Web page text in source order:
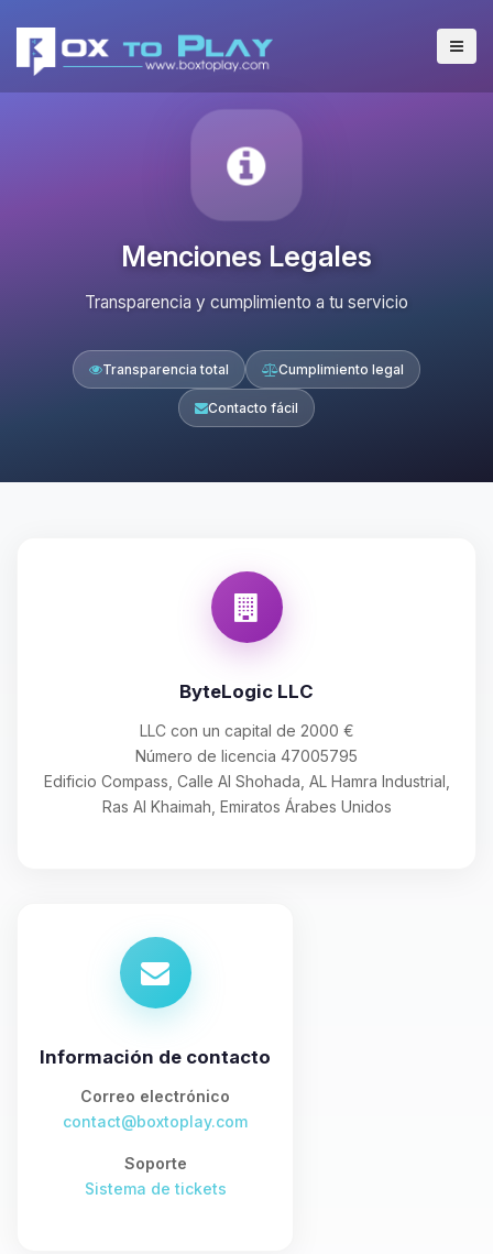
Menciones Legales
Transparencia y cumplimiento a tu servicio
Transparencia total Cumplimiento legal
Contacto fácil
ByteLogic LLC
LLC con un capital de 2000 €
Número de licencia 47005795
Edificio Compass, Calle Al Shohada, AL Hamra Industrial,
Ras Al Khaimah, Emiratos Árabes Unidos
Información de contacto
Correo electrónico
contact@boxtoplay.com
Soporte
Sistema de tickets
Yupi, por fin alguien con quien
hablar! Soy Choupy, tu pequeno
asistente de BoxToPlay. Cuentame